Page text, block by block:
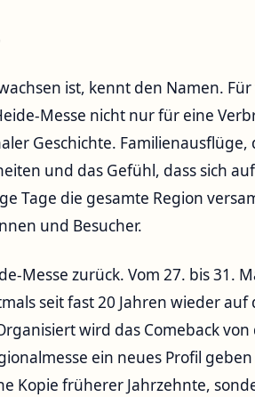
ist, kennt den Namen.
Messe nicht nur für eine
Geschichte.
und das Gefühl, dass sich
Tage die gesamte Region
und Besucher.
Messe zurück. Vom 27. bis 31.
seit fast 20 Jahren wieder
wird das Comeback
ein neues Profil
Kopie früherer Jahrzehnte,